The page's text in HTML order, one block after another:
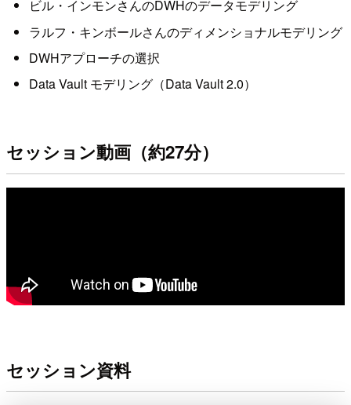
ビル・インモンさんのDWHのデータモデリング
ラルフ・キンボールさんのディメンショナルモデリング
DWHアプローチの選択
Data Vault モデリング（Data Vault 2.0）
セッション動画（約27分）
セッション資料